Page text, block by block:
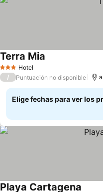
3 Estrellas
Hotel
Terra Mia
/ Puntuación no disponible
Elige fechas para ver los
Playa Cartagena